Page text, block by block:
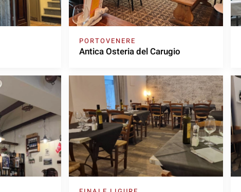
PORTOVENERE
Antica Osteria del Carugio